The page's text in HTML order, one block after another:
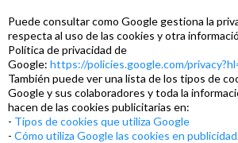
Puede consultar como Google gestiona la
respecta al uso de las cookies y otra
Política de privacidad de
Google: https://policies.google.com/
También puede ver una lista de los tipos de
Google y sus colaboradores y toda la
hacen de las cookies publicitarias en:
- Tipos de cookies que utiliza Google
- Cómo utiliza Google las cookies en publicidad